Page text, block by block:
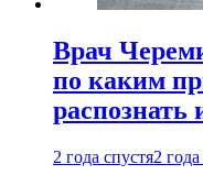
Врач
по каким
распознать
2 года спустя2